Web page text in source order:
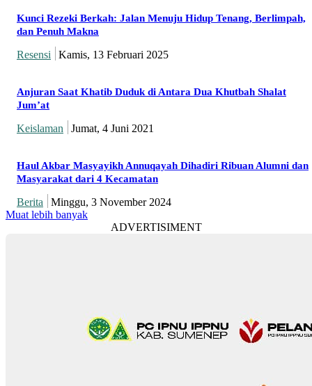
Kunci Rezeki Berkah: Jalan Menuju Hidup Tenang, Berlimpah,
dan Penuh Makna
Resensi Kamis, 13 Februari 2025
Anjuran Saat Khatib Duduk di Antara Dua Khutbah Shalat
Jum’at
Keislaman Jumat, 4 Juni 2021
Haul Akbar Masyayikh Annuqayah Dihadiri Ribuan Alumni dan
Masyarakat dari 4 Kecamatan
Berita
Minggu, 3 November 2024
Muat lebih banyak
ADVERTISIMENT